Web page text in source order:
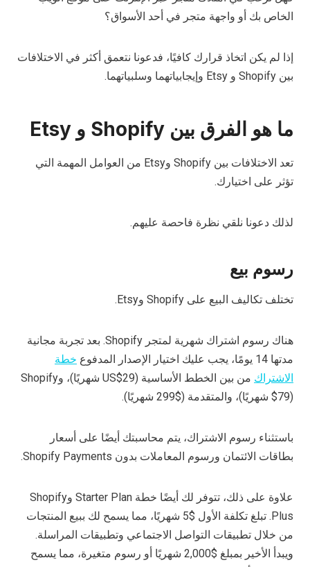
الخاص بك أو واجهة متجر في أحد الأسواق؟
إذا لم يكن اتخاذ قرارك كافيًا، فدعونا نتعمق أكثر في الاختلافات
بين Shopify و Etsy وإيجابياتهما وسلبياتهما.
ما هو الفرق بين Shopify و Etsy
تعد الاختلافات بين Shopify وEtsy من العوامل المهمة التي
تؤثر على اختيارك.
لذلك دعونا نلقي نظرة فاحصة عليهم.
رسوم بيع
تختلف تكاليف البيع على Shopify وEtsy.
هناك رسوم اشتراك شهرية لمتجر Shopify.
بعد تجربة مجانية
مدتها 14 يومًا، يجب عليك اختيار الإصدار المدفوع
خطة
الاشتراك
من بين الخطط الأساسية (US$29 شهريًا)، وShopify
($79 شهريًا)، والمتقدمة ($299 شهريًا).
باستثناء رسوم الاشتراك، يتم محاسبتك أيضًا على أسعار
بطاقات الائتمان ورسوم المعاملات بدون Shopify Payments.
علاوة على ذلك، تتوفر لك أيضًا خطة Starter Plan وShopify
Plus. تبلغ تكلفة الأول $5 شهريًا، مما يسمح لك ببيع المنتجات
من خلال تطبيقات التواصل الاجتماعي وتطبيقات المراسلة.
ويبدأ الأخير بمبلغ $2,000 شهريًا أو رسوم متغيرة، مما يسمح